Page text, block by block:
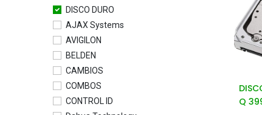
DISCO DURO
AJAX Systems
AVIGILON
BELDEN
CAMBIOS
COMBOS
CONTROL ID
Q